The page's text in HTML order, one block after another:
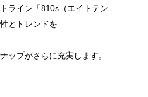
ライン「810s（エイトテン
とトレンドを
ップがさらに充実します。